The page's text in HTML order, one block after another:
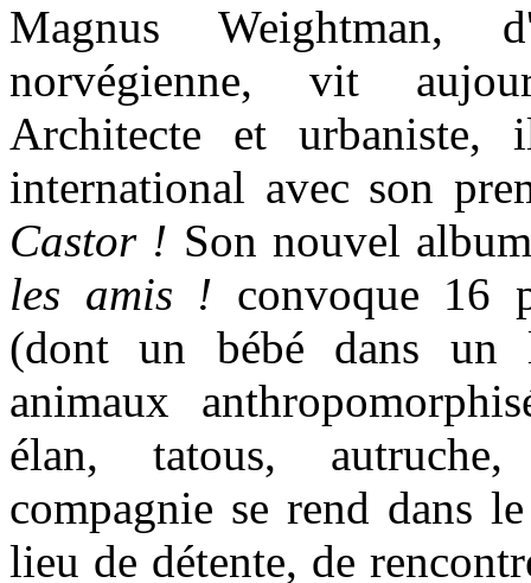
Magnus Weightman,
norvégienne, vit
Architecte et
international avec son
Castor ! Son nouvel
les amis ! convoque 16
(dont un bébé dans un
animaux
élan, tatous,
compagnie se rend dans
lieu de détente, de